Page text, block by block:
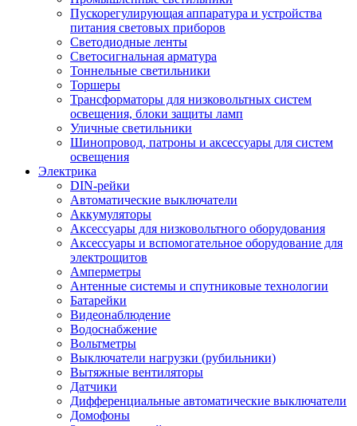
Пускорегулирующая аппаратура и устройства
питания световых приборов
Светодиодные ленты
Светосигнальная арматура
Тоннельные светильники
Торшеры
Трансформаторы для низковольтных систем
освещения, блоки защиты ламп
Уличные светильники
Шинопровод, патроны и аксессуары для систем
освещения
Электрика
DIN-рейки
Автоматические выключатели
Аккумуляторы
Аксессуары для низковольтного оборудования
Аксессуары и вспомогательное оборудование для
электрощитов
Амперметры
Антенные системы и спутниковые технологии
Батарейки
Видеонаблюдение
Водоснабжение
Вольтметры
Выключатели нагрузки (рубильники)
Вытяжные вентиляторы
Датчики
Дифференциальные автоматические выключатели
Домофоны